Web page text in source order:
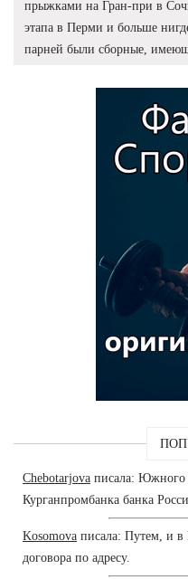
прыжками на Гран-при в
этапа в Перми и больше
парней были сборные,
Chebotarjova писала: Южного
Курганпромбанка банка
Kosomova писала: Путем, и в
договора по адресу.